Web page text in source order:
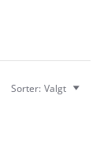
Sorter: Valgt